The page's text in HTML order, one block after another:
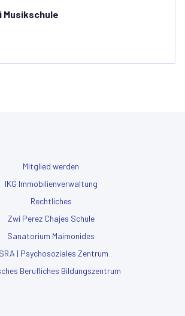
Musikschule
Mitglied werden
IKG Immobilienverwaltung
Rechtliches
Zwi Perez Chajes Schule
Sanatorium Maimonides
| Psychosoziales Zentrum
Berufliches Bildungszentrum